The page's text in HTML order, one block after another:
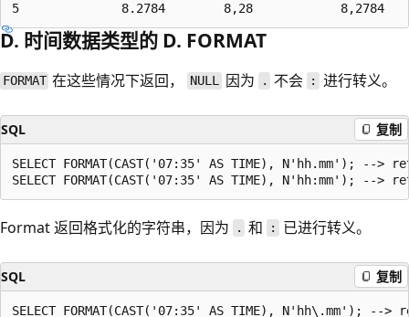
D. 时间数据类型的 D. FORMAT
FORMAT 在这些情况下返回， NULL因为 . 不会 : 进行转义。
SQL 复制
SELECT FORMAT(CAST('07:35' AS TIME), N'hh.mm'); -->
Format 返回格式化的字符串，因为 . 和 : 已进行转义。
SQL 复制
SELECT FORMAT(CAST('07:35' AS TIME), N'hh\.mm'); -->